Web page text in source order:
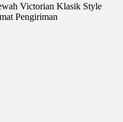
Victorian Klasik Style
Pengiriman